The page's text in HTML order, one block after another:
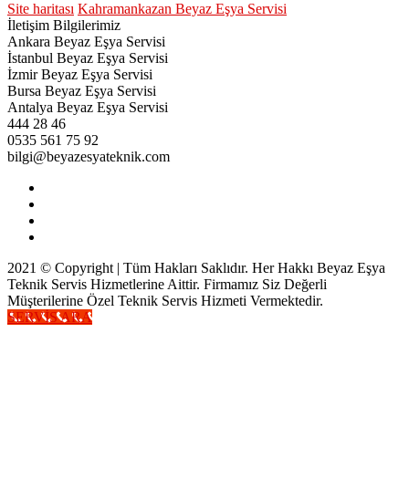
Site haritası Kahramankazan Beyaz Eşya Servisi
İletişim Bilgilerimiz
Ankara Beyaz Eşya Servisi
İstanbul Beyaz Eşya Servisi
İzmir Beyaz Eşya Servisi
Bursa Beyaz Eşya Servisi
Antalya Beyaz Eşya Servisi
444 28 46
0535 561 75 92
bilgi@beyazesyateknik.com
2021 © Copyright | Tüm Hakları Saklıdır. Her Hakkı Beyaz Eşya
Teknik Servis Hizmetlerine Aittir. Firmamız Siz Değerli
Müşterilerine Özel Teknik Servis Hizmeti Vermektedir.
SERVİS ARA